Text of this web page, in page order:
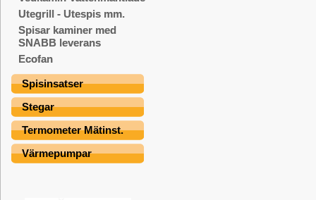
Utegrill - Utespis mm.
Spisar kaminer med
SNABB leverans
Ecofan
Spisinsatser
Stegar
Termometer Mätinst.
Värmepumpar